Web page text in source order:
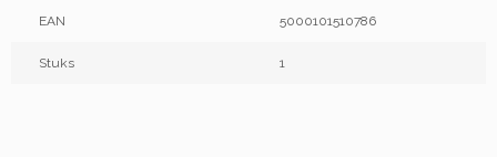
EAN 5000101510786
Stuks 1